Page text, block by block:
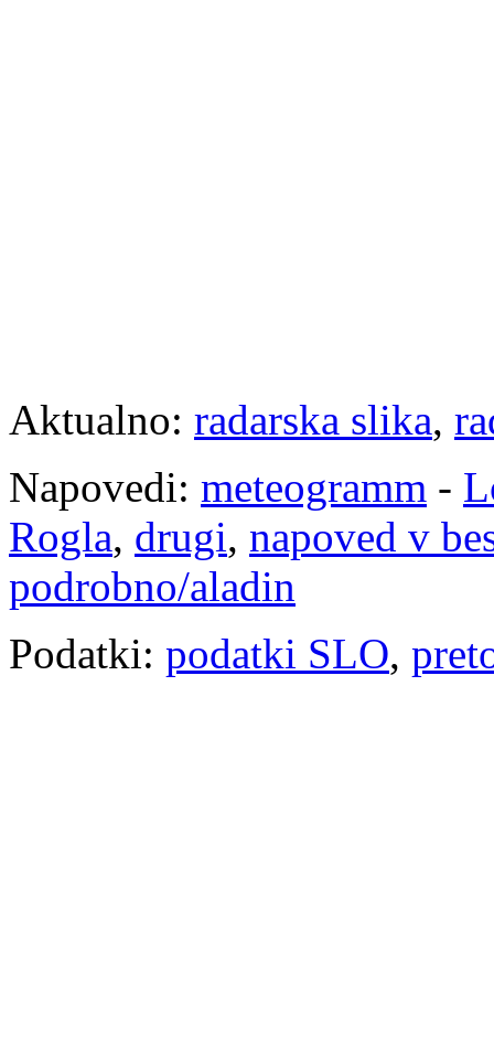
Aktualno: radarska slika,
Napovedi: meteogramm -
Rogla, drugi, napoved v
podrobno/aladin
Podatki: podatki SLO,